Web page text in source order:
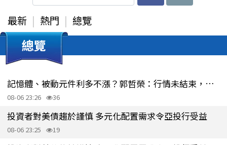
最新 熱門 總覽
總覽
記憶體、被動元件利多不漲？郭哲榮：行情未結束，短線震盪只是考驗
08-06 23:26 36
投資者對美債趨於謹慎 多元化配置需求令亞投行受益
08-06 23:25 19